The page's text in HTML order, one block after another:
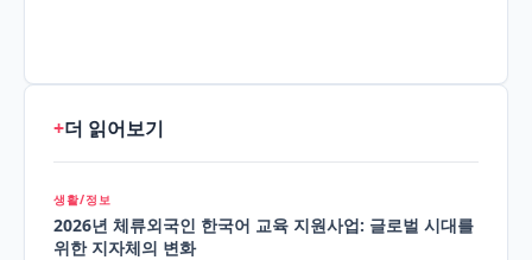
+더 읽어보기
생활/정보
2026년 체류외국인 한국어 교육 지원사업: 글로벌 시대를
위한 지자체의 변화